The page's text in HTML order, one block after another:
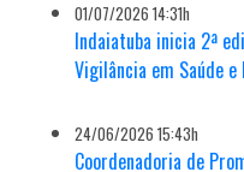
01/07/2026 14:31h
Indaiatuba inicia 2ª
Vigilância em Saúde e
24/06/2026 15:43h
Coordenadoria de